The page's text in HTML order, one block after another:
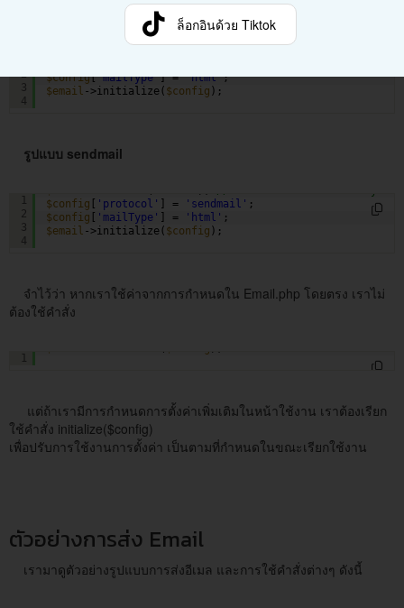
3
4
$config['mailType'] = 'html';
$email ->initialize( $config );
รูปแบบ sendmail
1
2
3
4
$config [ 'protocol' ] = 'sendmail' ;
$config [ 'mailType' ] = 'html' ;
$email ->initialize( $config );
จำไว้ว่า หากเราใช้ค่าจากการกำหนดใน Email.php โดยตรง เราไม่
ต้องใช้คำสั่ง
1
แต่ถ้าเรามีการกำหนดการตั้งค่าเพิ่มเติมในหน้าใช้งาน เราต้องเรียก
ใช้คำสั่ง initialize($config)
เพื่อปรับการใช้งานการตั้งค่า เป็นตามที่กำหนดในขณะเรียกใช้งาน
ตัวอย่างการส่ง Email
เรามาดูตัวอย่างรูปแบบการส่งอีเมล และการใช้คำสั่งต่างๆ ดังนี้
ล็อกอินด้วย Tiktok